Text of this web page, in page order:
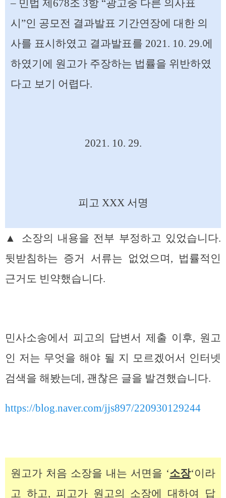
– 민법 제678조 3항 “광고중 다른 의사표
시”인 공모전 결과발표 기간연장에 대한 의
사를 표시하였고 결과발표를 2021. 10. 29.에
하였기에 원고가 주장하는 법률을 위반하였
다고 보기 어렵다.
2021. 10. 29.
피고 XXX 서명
▲ 소장의 내용을 전부 부정하고 있었습니다.
뒷받침하는 증거 서류는 없었으며, 법률적인
근거도 빈약했습니다.
민사소송에서 피고의 답변서 제출 이후, 원고
인 저는 무엇을 해야 될 지 모르겠어서 인터넷
검색을 해봤는데, 괜찮은 글을 발견했습니다.
https://blog.naver.com/jjs897/220930129244
원고가 처음 소장을 내는 서면을 ‘소장‘이라
고 하고, 피고가 원고의 소장에 대하여 답